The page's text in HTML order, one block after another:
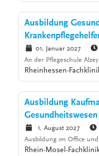
Ausbildung
01. Januar 2027
An der Pflegeschule Alzey
Rheinhessen-
Ausbildung
1. August 2027
Ausbildung im Office
Rhein-Mosel-